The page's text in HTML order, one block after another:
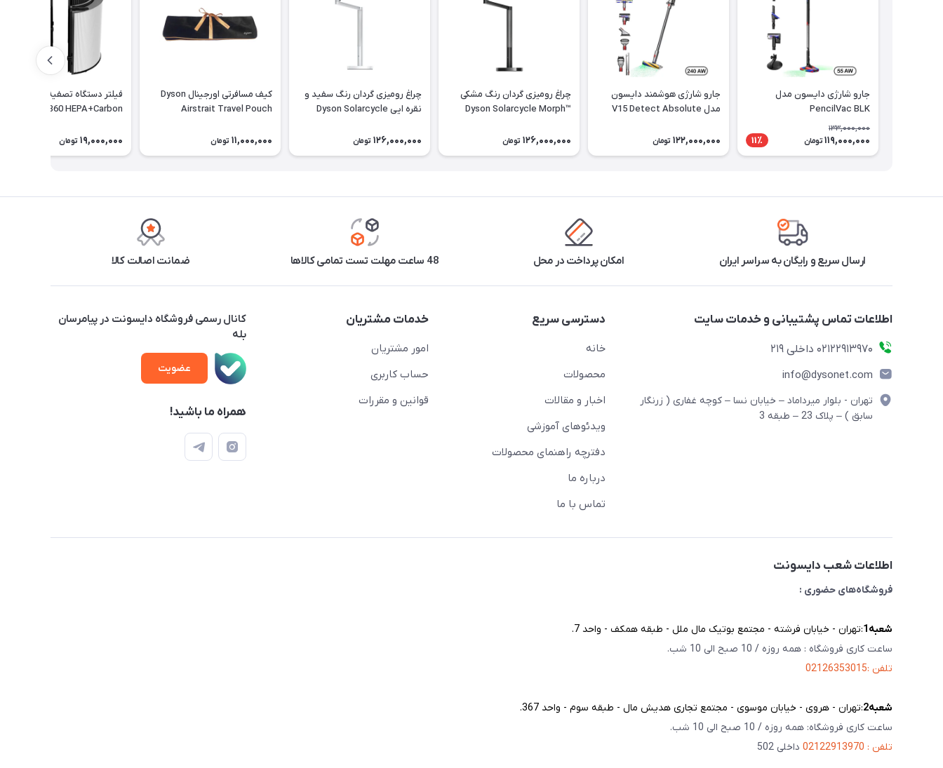
جارو شارژی دایسون مدل
PencilVac BLK
133,000,000
119,000,000 تومان 11٪
جارو شارژی هوشمند دایسون
مدل V15 Detect Absolute
122,000,000 تومان
چراغ رومیزی گردان رنگ مشکی
Dyson Solarcycle Morph™
126,000,000 تومان
چراغ رومیزی گردان رنگ سفید و
نقره ایی Dyson Solarcycle
126,000,000 تومان
کیف مسافرتی اورجینال Dyson
Airstrait Travel Pouch
11,000,000 تومان
فیلتر دستگاه تصفیه هوا مدل
Glass 360 HEPA+Carbon
19,000,000 تومان
ارسال سریع و رایگان به سراسر ایران امکان پرداخت در محل 48 ساعت مهلت تست تمامی کالاها ضمانت اصالت کالا
اطلاعات تماس پشتیبانی و خدمات سایت
02122913970 داخلی 219
info@dysonet.com
تهران - بلوار میرداماد – خیابان نسا – کوچه غفاری ( زرنگار
سابق ) – پلاک 23 – طبقه 3
دسترسی سریع
خانه
محصولات
اخبار و مقالات
ویدئو‌های آموزشی
دفترچه راهنمای محصولات
درباره ما
تماس با ما
خدمات مشتریان
امور مشتریان
حساب کاربری
قوانین و مقررات
کانال رسمی فروشگاه دایسونت در پیامرسان
بله
عضویت
همراه ما باشید!
اطلاعات شعب دایسونت
فروشگاه‌های حضوری :
شعبه‌1 :تهران - خیابان فرشته - مجتمع بوتیک مال ملل - طبقه همکف - واحد 7.
ساعت کاری فروشگاه : همه روزه / 10 صبح الی 10 شب.
تلفن :02126353015
شعبه‌2 :تهران - هروی - خیابان موسوی - مجتمع تجاری هدیش مال - طبقه سوم - واحد 367.
ساعت کاری فروشگاه: همه روزه / 10 صبح الی 10 شب.
تلفن : 02122913970
داخلی 502